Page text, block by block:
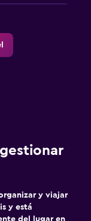
y viajar
y está
del lugar en